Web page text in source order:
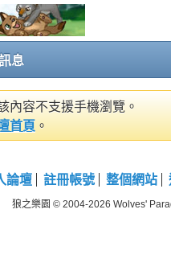
息
內容不支援手機瀏覽。
首頁 。
論壇 註冊帳號 整個網站
狼之樂園 © 2004-2026 Wolves'